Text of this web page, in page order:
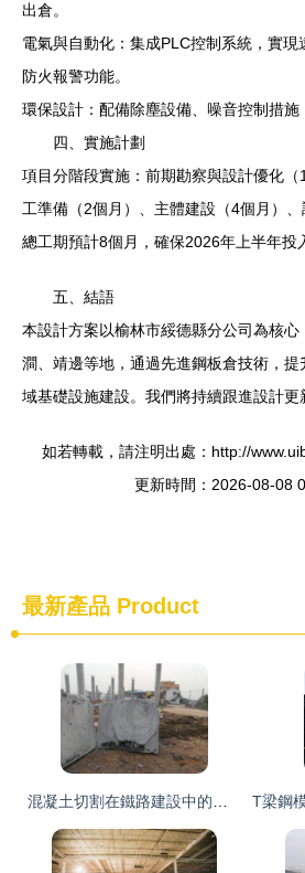
出倉。
電氣與自動化：集成PLC控制系統，實現
防火報警功能。
環保設計：配備除塵設備、噪音控制措施
四、實施計劃
項目分階段實施：前期勘察與設計優化
工準備（2個月）、主體建設（4個月）、
總工期預計8個月，確保2026年上半年投
五、結語
本設計方案以榆林市綏德縣分公司為核
澗、靖邊等地，通過先進鋼板倉技術，
域基礎設施建設。我們將持續跟進設計更
如若轉載，請注明出處：http://
更新時間：2026-08-08
最新產品 Product